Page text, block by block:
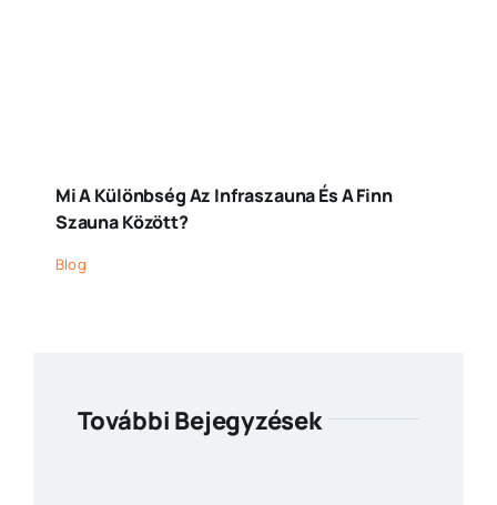
Mi A Különbség Az Infraszauna És A Finn
Szauna Között?
Blog
További Bejegyzések